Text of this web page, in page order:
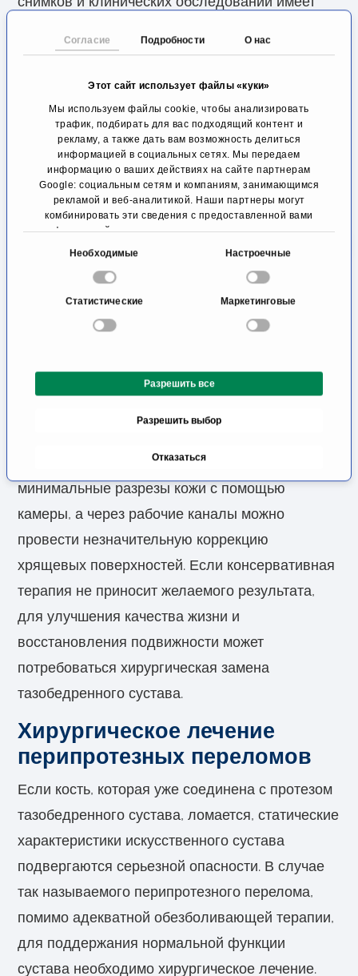
Согласие Подробности О нас
Этот сайт использует файлы «куки»
Мы используем файлы cookie, чтобы анализировать
трафик, подбирать для вас подходящий контент и
рекламу, а также дать вам возможность делиться
информацией в социальных сетях. Мы передаем
информацию о ваших действиях на сайте партнерам
Google: социальным сетям и компаниям, занимающимся
рекламой и веб-аналитикой. Наши партнеры могут
комбинировать эти сведения с предоставленной вами
информацией, а также данными, которые они получили
я
Необходимые Настроечные
Статистические Маркетинговые
Разрешить все
Разрешить выбор
Отказаться
замедления прогрессирующего износа
хрящевых поверхностей.
Для достижения этих целей проф., д-р мед.
Ральф Дикманн и д-р мед. наук Ахмет Эрджан
из клиники ATOS в Кёльне сначала используют
консервативные методы лечения, такие как
физиотерапия, обезболивающие препараты и
на течение болезни, необходимо свести к
минимуму тяжелые нагрузки на пораженные
суставы и ввести в практику умеренные
Артроскопическая терапия представляет собой
поверхность сустава осматривается через
минимальные разрезы кожи с помощью
камеры, а через рабочие каналы можно
провести незначительную коррекцию
хрящевых поверхностей. Если консервативная
терапия не приносит желаемого результата,
для улучшения качества жизни и
восстановления подвижности может
потребоваться хирургическая замена
тазобедренного сустава.
Хирургическое лечение
перипротезных переломов
Если кость, которая уже соединена с протезом
тазобедренного сустава, ломается, статические
характеристики искусственного сустава
подвергаются серьезной опасности. В случае
так называемого перипротезного перелома,
помимо адекватной обезболивающей терапии,
для поддержания нормальной функции
сустава необходимо хирургическое лечение.